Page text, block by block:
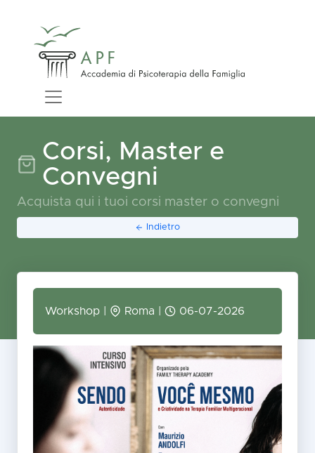
Corsi, Master e
Convegni
Acquista qui i tuoi corsi master o convegni
Indietro
Workshop | Roma | 06-07-2026